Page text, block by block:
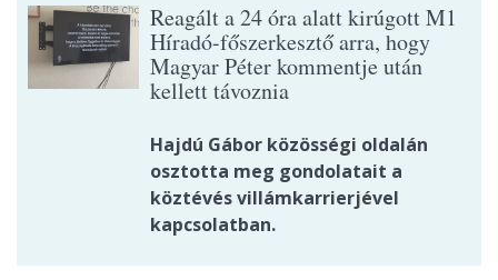
Reagált a 24 óra alatt kirúgott M1
Híradó-főszerkesztő arra, hogy
Magyar Péter kommentje után
kellett távoznia
Hajdú Gábor közösségi oldalán
osztotta meg gondolatait a
köztévés villámkarrierjével
kapcsolatban.